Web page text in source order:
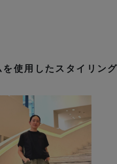
を使用したスタイリング